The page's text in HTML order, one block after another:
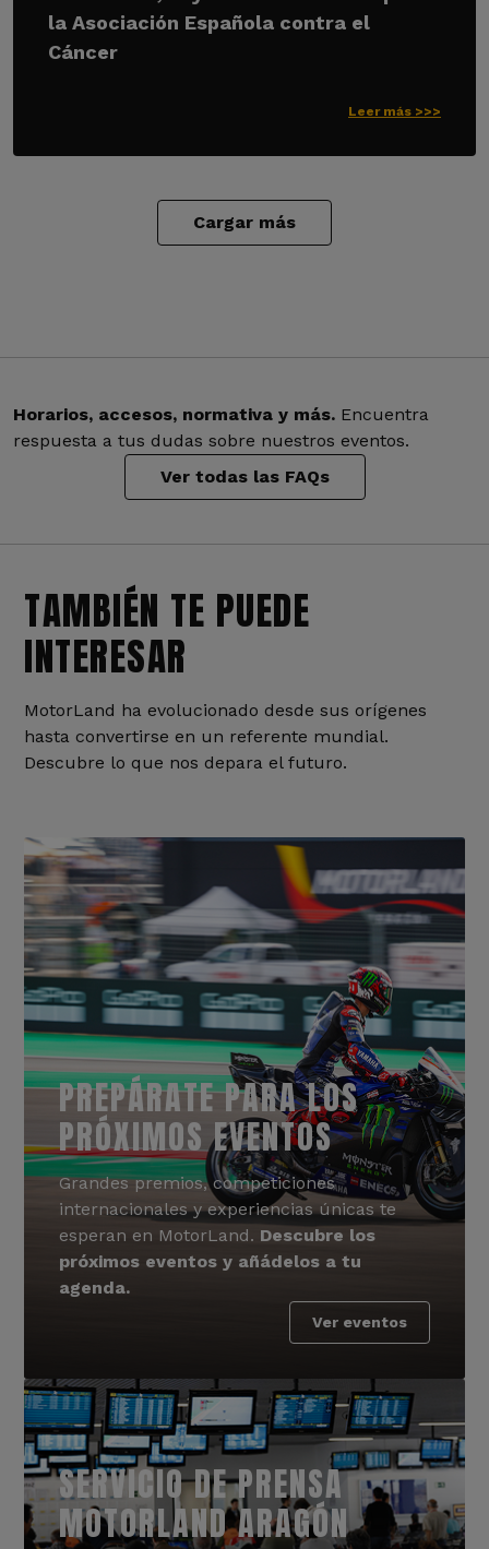
la Asociación Española contra el
Cáncer
Leer más >>>
Cargar más
Horarios, accesos, normativa y más. Encuentra
respuesta a tus dudas sobre nuestros eventos.
Ver todas las FAQs
TAMBIÉN TE PUEDE
INTERESAR
MotorLand ha evolucionado desde sus orígenes
hasta convertirse en un referente mundial.
Descubre lo que nos depara el futuro.
PREPÁRATE PARA LOS
PRÓXIMOS EVENTOS
Grandes premios, competiciones
internacionales y experiencias únicas te
esperan en MotorLand. Descubre los
próximos eventos y añádelos a tu
agenda.
Ver eventos
SERVICIO DE PRENSA
MOTORLAND ARAGÓN